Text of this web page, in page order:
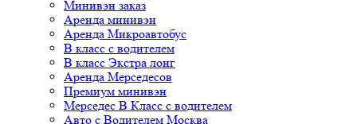
Минивэн заказ
Аренда минивэн
Аренда Микроавтобус
В класс с водителем
В класс Экстра лонг
Аренда Мерседесов
Премиум минивэн
Мерседес В Класс с водителем
Авто с Водителем Москва